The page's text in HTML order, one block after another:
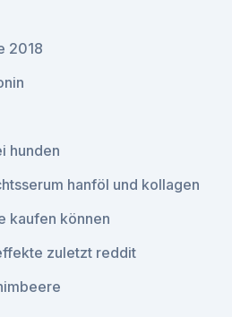
2018
hunden
hanföl und kollagen
kaufen können
zuletzt reddit